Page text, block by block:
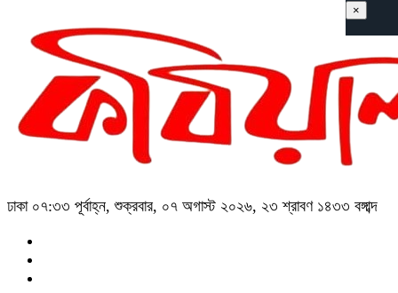
ঢাকা ০৭:৩৩ পূর্বাহ্ন, শুক্রবার, ০৭ অগাস্ট ২০২৬, ২৩ শ্রাবণ ১৪৩৩ বঙ্গাব্দ
×